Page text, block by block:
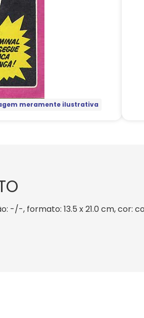
meramente ilustrativa
-/-, formato: 13.5 x 21.0 cm, cor: